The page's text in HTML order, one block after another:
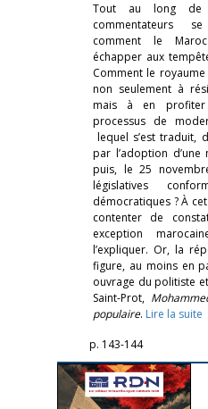
Tout au long de
commentateurs
comment le
échapper aux
Comment le
non seulement à
mais à en
processus de
lequel s’est traduit,
par l’adoption
puis, le 25
législatives
démocratiques ? À
contenter de
exception
l’expliquer. Or, la
figure, au moins en
ouvrage du politiste
Saint-Prot,
populaire. Lire la suite
p. 143-144